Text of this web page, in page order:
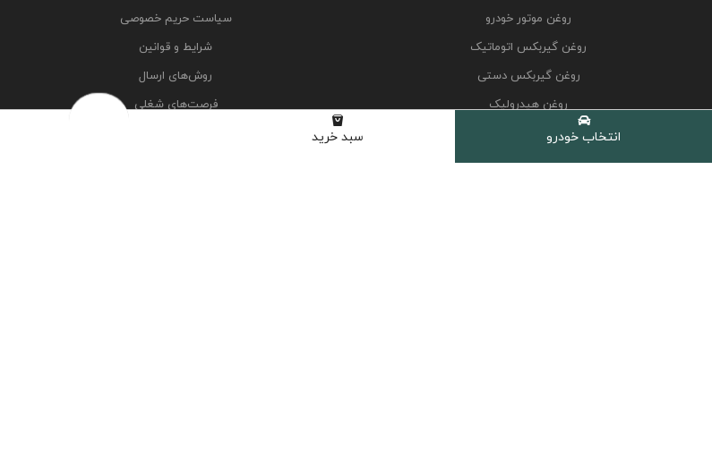
انتخاب خودرو سبد خرید
روغن موتور خودرو
روغن گیربکس اتوماتیک
روغن گیربکس دستی
روغن هیدرولیک
کولانت، ضدیخ و ضدجوش
مکمل و اکتان
سیاست حریم خصوصی
شرایط و قوانین
روش‌های ارسال
فرصت‌های شغلی